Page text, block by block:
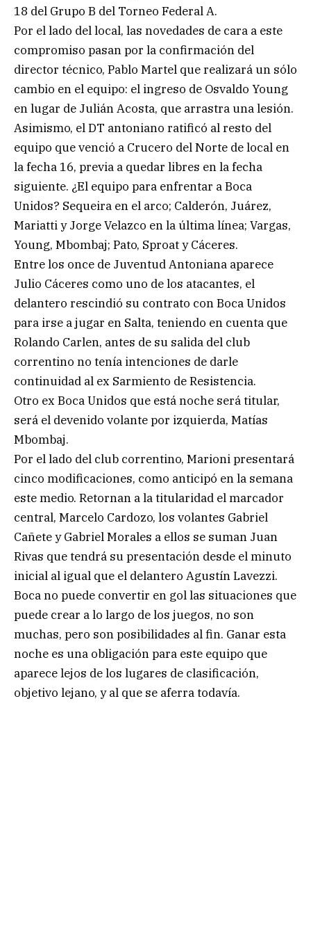
18 del Grupo B del Torneo Federal A.
Por el lado del local, las novedades de cara a este
compromiso pasan por la confirmación del
director técnico, Pablo Martel que realizará un sólo
cambio en el equipo: el ingreso de Osvaldo Young
en lugar de Julián Acosta, que arrastra una lesión.
Asimismo, el DT antoniano ratificó al resto del
equipo que venció a Crucero del Norte de local en
la fecha 16, previa a quedar libres en la fecha
siguiente. ¿El equipo para enfrentar a Boca
Unidos? Sequeira en el arco; Calderón, Juárez,
Mariatti y Jorge Velazco en la última línea; Vargas,
Young, Mbombaj; Pato, Sproat y Cáceres.
Entre los once de Juventud Antoniana aparece
Julio Cáceres como uno de los atacantes, el
delantero rescindió su contrato con Boca Unidos
para irse a jugar en Salta, teniendo en cuenta que
Rolando Carlen, antes de su salida del club
correntino no tenía intenciones de darle
continuidad al ex Sarmiento de Resistencia.
Otro ex Boca Unidos que está noche será titular,
será el devenido volante por izquierda, Matías
Mbombaj.
Por el lado del club correntino, Marioni presentará
cinco modificaciones, como anticipó en la semana
este medio. Retornan a la titularidad el marcador
central, Marcelo Cardozo, los volantes Gabriel
Cañete y Gabriel Morales a ellos se suman Juan
Rivas que tendrá su presentación desde el minuto
inicial al igual que el delantero Agustín Lavezzi.
Boca no puede convertir en gol las situaciones que
puede crear a lo largo de los juegos, no son
muchas, pero son posibilidades al fin. Ganar esta
noche es una obligación para este equipo que
aparece lejos de los lugares de clasificación,
objetivo lejano, y al que se aferra todavía.